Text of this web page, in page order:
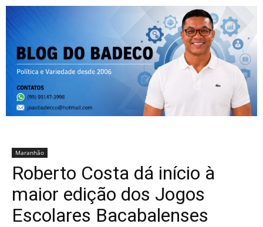
Maranhão
Roberto Costa dá início à
maior edição dos Jogos
Escolares Bacabalenses